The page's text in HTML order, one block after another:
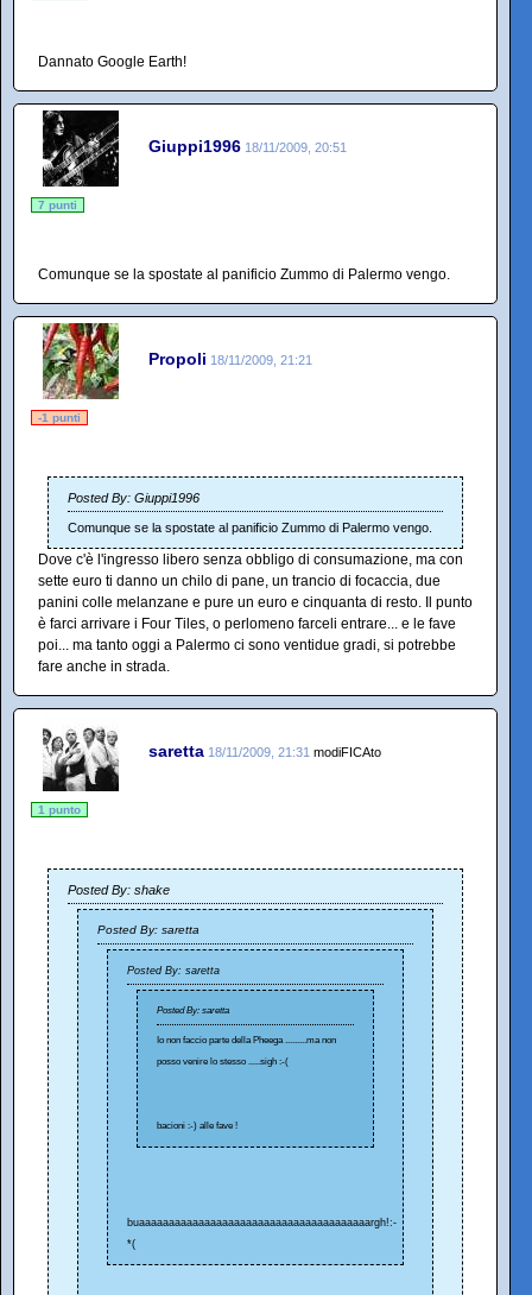
Dannato Google Earth!
Giuppi1996 18/11/2009, 20:51
7 punti
Comunque se la spostate al panificio Zummo di Palermo vengo.
Propoli 18/11/2009, 21:21
-1 punti
Posted By: Giuppi1996
Comunque se la spostate al panificio Zummo di Palermo vengo.
Dove c'è l'ingresso libero senza obbligo di consumazione, ma con
sette euro ti danno un chilo di pane, un trancio di focaccia, due
panini colle melanzane e pure un euro e cinquanta di resto. Il punto
è farci arrivare i Four Tiles, o perlomeno farceli entrare... e le fave
poi... ma tanto oggi a Palermo ci sono ventidue gradi, si potrebbe
fare anche in strada.
saretta 18/11/2009, 21:31 modiFICAto
1 punto
Posted By: shake
Posted By: saretta
Posted By: saretta
Posted By: saretta
Io non faccio parte della Pheega .........ma non
posso venire lo stesso .....sigh :-(
bacioni :-) alle fave !
buaaaaaaaaaaaaaaaaaaaaaaaaaaaaaaaaaaaaaaargh!:-
*(